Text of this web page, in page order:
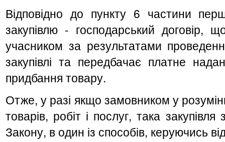
Відповідно до пункту 6 частини
закупівлю - господарський договір,
учасником за результатами
закупівлі та передбачає платне
придбання товару.
Отже, у разі якщо замовником у
товарів, робіт і послуг, така
Закону, в один із способів, керуючись